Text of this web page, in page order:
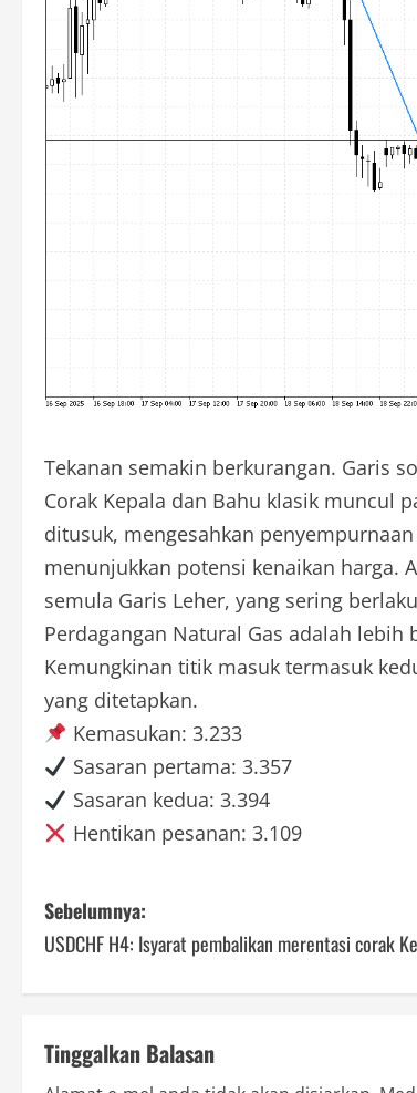
Tekanan semakin berkurangan. Garis
Corak Kepala dan Bahu klasik muncul
ditusuk, mengesahkan
menunjukkan potensi kenaikan harga.
semula Garis Leher, yang sering
Perdagangan Natural Gas adalah
Kemungkinan titik masuk termasuk
yang ditetapkan.
Kemasukan: 3.233
Sasaran pertama: 3.357
Sasaran kedua: 3.394
Hentikan pesanan: 3.109
P
o
s
t
Sebelumnya:
USDCHF H4: Isyarat pembalikan merentasi corak
Tinggalkan Balasan